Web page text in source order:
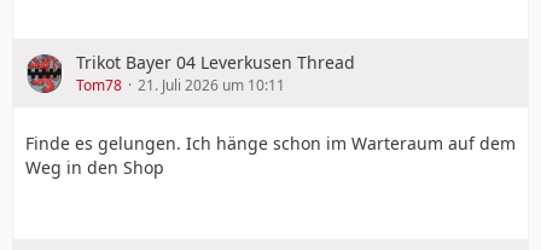
Trikot Bayer 04 Leverkusen Thread
Tom78 21. Juli 2026 um 10:11
Finde es gelungen. Ich hänge schon im Warteraum auf dem
Weg in den Shop